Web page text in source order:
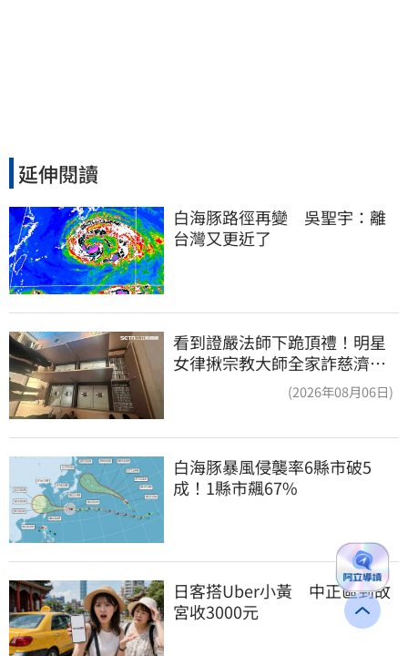
延伸閱讀
白海豚路徑再變　吳聖宇：離
台灣又更近了
看到證嚴法師下跪頂禮！明星
女律揪宗教大師全家詐慈濟…
(2026年08月06日)
白海豚暴風侵襲率6縣市破5
成！1縣市飆67%
日客搭Uber小黃　中正區到故
宮收3000元